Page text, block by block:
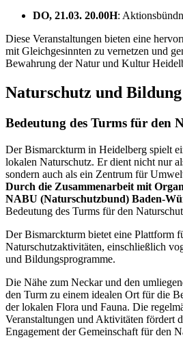
DO, 21.03. 20.00H:
Diese Veranstaltungen bieten eine
mit Gleichgesinnten zu vernetzen und
Bewahrung der Natur und Kultur
Naturschutz und Bildung
Bedeutung des Turms für den
Der Bismarckturm in Heidelberg spielt
lokalen Naturschutz. Er dient nicht nur
sondern auch als ein Zentrum für
Durch die Zusammenarbeit mit
NABU (Naturschutzbund) Baden-
Bedeutung des Turms für den
Der Bismarckturm bietet eine Plattform
Naturschutzaktivitäten, einschließlich
und Bildungsprogramme.
Die Nähe zum Neckar und den
den Turm zu einem idealen Ort für die
der lokalen Flora und Fauna. Die
Veranstaltungen und Aktivitäten fördert
Engagement der Gemeinschaft für den